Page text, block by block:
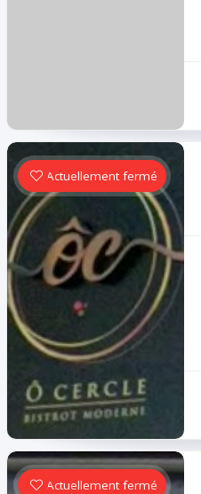
Actuellement fermé
Actuellement fermé